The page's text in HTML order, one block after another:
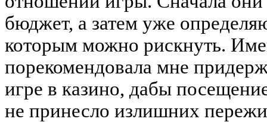
бюджет, а затем уже
которым можно рискнуть.
порекомендовала мне
игре в казино, дабы
не принесло излишних